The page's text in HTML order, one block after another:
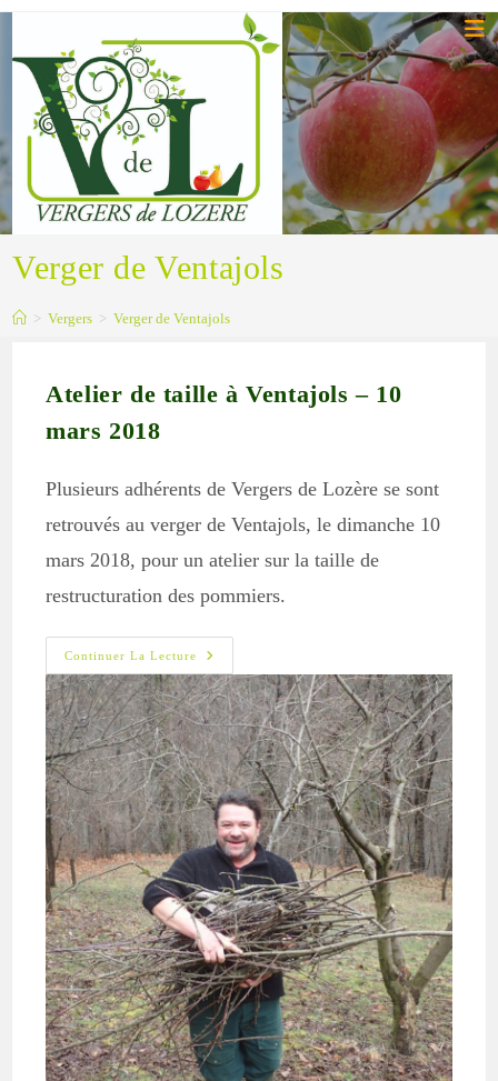
Skip
content
Verger de Ventajols
> Vergers > Verger de Ventajols
Atelier de taille à Ventajols – 10
mars 2018
Plusieurs adhérents de Vergers de Lozère se sont
retrouvés au verger de Ventajols, le dimanche 10
mars 2018, pour un atelier sur la taille de
restructuration des pommiers.
Continuer La Lecture
Atelier
De
Taille
À
Ventajols
–
10
Mars
2018